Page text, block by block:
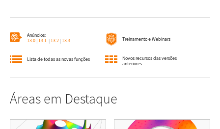
Anúncios:
13.0 |13.1 |13.2 |13.3 Treinamento e Webinars
Lista de todas as novas funções
Novos recursos das versões
anteriores
Áreas em Destaque